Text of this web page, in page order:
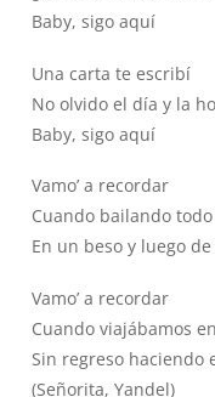
Baby, sigo aquí
Una carta te escribí
No olvido el día y la
Baby, sigo aquí
Vamo’ a recordar
Cuando bailando
En un beso y luego
Vamo’ a recordar
Cuando viajábamos
Sin regreso haciendo
(Señorita, Yandel)